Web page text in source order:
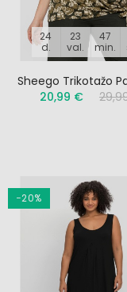
24
d.
23
val.
47
min.
Sheego Trikotažo
20,99 €
−20%